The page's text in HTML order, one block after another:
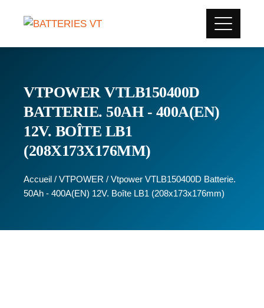
VTPOWER VTLB150400D
BATTERIE. 50AH - 400A(EN)
12V. BOÎTE LB1
(208X173X176MM)
Accueil / VTPOWER / Vtpower VTLB150400D Batterie.
50Ah - 400A(EN) 12V. Boîte LB1 (208x173x176mm)